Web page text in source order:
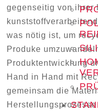
gegenseitig von ihrer
was nötig ist, um
Produke
Produktentwicklung
Hand in Hand mit
gemeinsam die